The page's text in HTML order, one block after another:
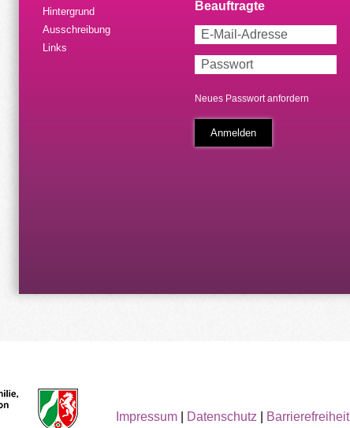
Hintergrund
Ausschreibung
Links
Neues Passwort anfordern
Impressum| Datenschutz Barrierefreiheit